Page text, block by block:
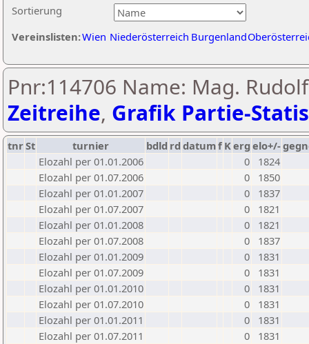
Sortierung
Vereinslisten:Wien Niederösterreich Burgenland
Pnr:114706 Name: Mag.
Zeitreihe, Grafik Partie-
tnrSt turnier bdld rd datumf Kerg elo+/-
Elozahl per 01.01.2006
0
1824
Elozahl per 01.07.2006
0
1850
Elozahl per 01.01.2007
0
1837
Elozahl per 01.07.2007
0
1821
Elozahl per 01.01.2008
0
1821
Elozahl per 01.07.2008
0
1837
Elozahl per 01.01.2009
0
1831
Elozahl per 01.07.2009
0
1831
Elozahl per 01.01.2010
0
1831
Elozahl per 01.07.2010
0
1831
Elozahl per 01.01.2011
0
1831
Elozahl per 01.07.2011
0
1831